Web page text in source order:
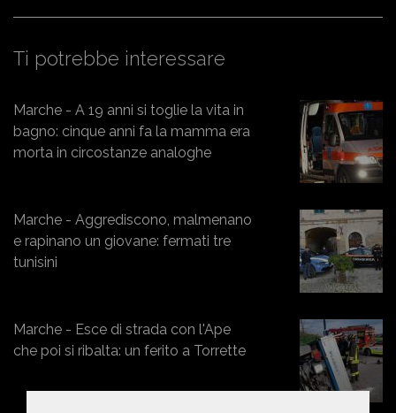
Ti potrebbe interessare
Marche - A 19 anni si toglie la vita in
bagno: cinque anni fa la mamma era
morta in circostanze analoghe
Marche - Aggrediscono, malmenano
e rapinano un giovane: fermati tre
tunisini
Marche - Esce di strada con l'Ape
che poi si ribalta: un ferito a Torrette